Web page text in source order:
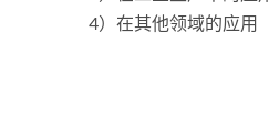
4）在其他领域的应用